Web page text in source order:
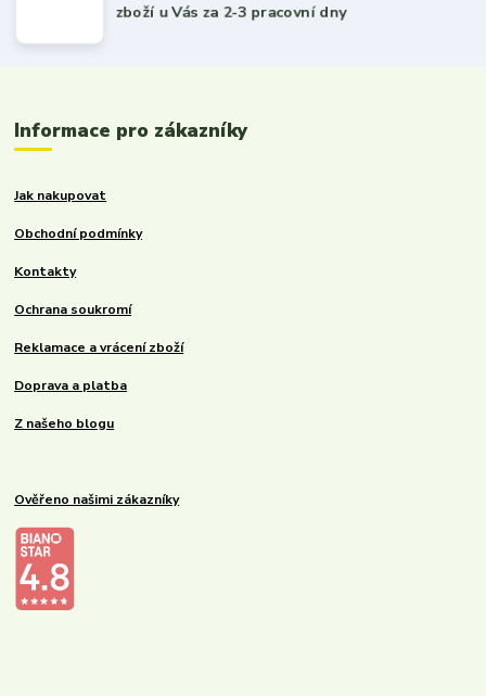
zboží u Vás za 2-3 pracovní dny
Informace pro zákazníky
Jak nakupovat
Obchodní podmínky
Kontakty
Ochrana soukromí
Reklamace a vrácení zboží
Doprava a platba
Z našeho blogu
Ověřeno našimi zákazníky